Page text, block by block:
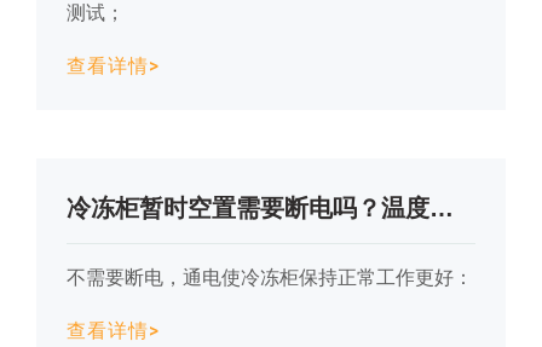
测试；
查看详情>
冷冻柜暂时空置需要断电吗？温度控制器又是什么？
不需要断电，通电使冷冻柜保持正常工作更好：
查看详情>